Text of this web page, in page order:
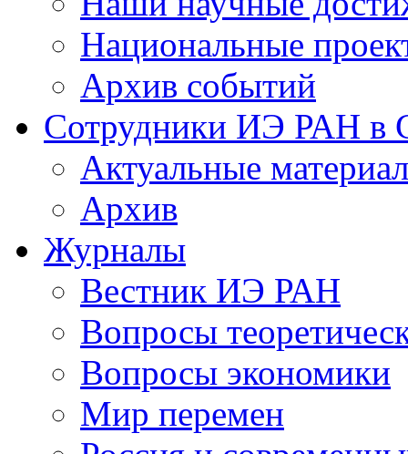
Национальные
Архив событий
Сотрудники ИЭ РАН
Актуальные
Архив
Журналы
Вестник ИЭ РАН
Вопросы
Вопросы экономики
Мир перемен